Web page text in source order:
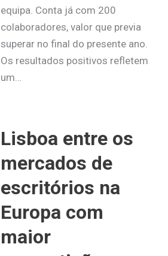
equipa. Conta já com 200
colaboradores, valor que previa
superar no final do presente ano.
Os resultados positivos refletem
um…
Lisboa entre os
mercados de
escritórios na
Europa com
maior